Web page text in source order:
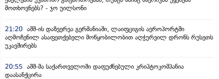
მოთხოვნებს? - ჯო უილსონი
21:20 აშშ-ის დაზვერვა გერმანიაში, ლაიფციგის აეროპორტში
აღმოჩენილ ასაფეთქებელი მოწყობილობით აღჭურვილ დრონს რუსეთს
უკავშირებს
20:55 აშშ-მა საქართველოში დაფუძნებული კრიპტოკომპანია
დაასანქცირა